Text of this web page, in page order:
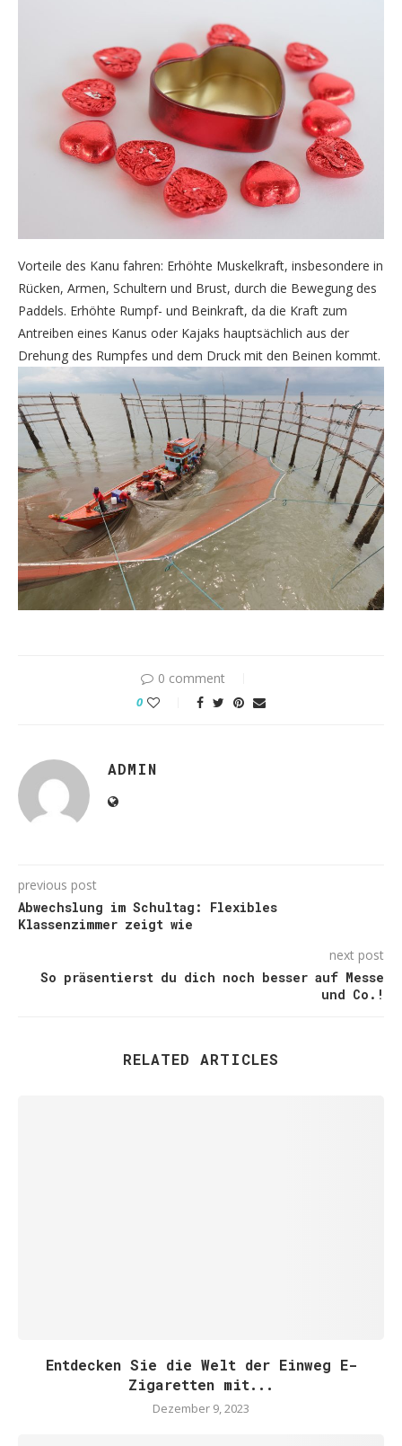
Vorteile des Kanu fahren: Erhöhte Muskelkraft, insbesondere in
Rücken, Armen, Schultern und Brust, durch die Bewegung des
Paddels. Erhöhte Rumpf- und Beinkraft, da die Kraft zum
Antreiben eines Kanus oder Kajaks hauptsächlich aus der
Drehung des Rumpfes und dem Druck mit den Beinen kommt.
0 comment
0
ADMIN
previous post
Abwechslung im Schultag: Flexibles
Klassenzimmer zeigt wie
next post
So präsentierst du dich noch besser auf Messe
und Co.!
RELATED ARTICLES
Entdecken Sie die Welt der Einweg E-
Zigaretten mit...
Dezember 9, 2023